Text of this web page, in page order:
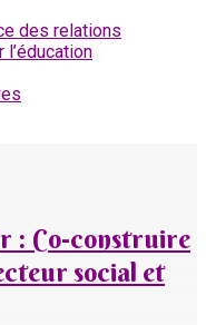
des relations
l’éducation
: Co-construire
social et